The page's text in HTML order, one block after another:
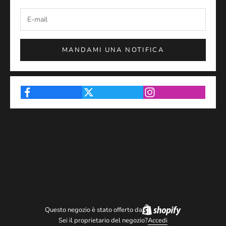
MANDAMI UNA NOTIFICA
Questo negozio è stato offerto da
Sei il proprietario del negozio?Accedi